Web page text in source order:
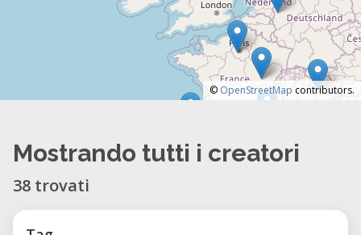
© OpenStreetMap contributors.
Mostrando tutti i creatori
38 trovati